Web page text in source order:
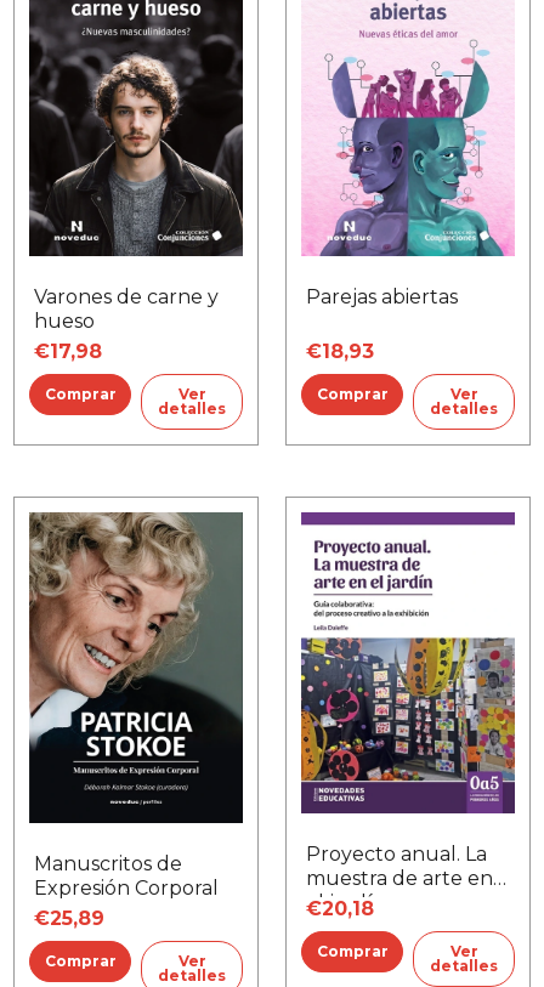
Varones de carne y
hueso
€17,98
Ver
detalles
Parejas abiertas
€18,93
Ver
detalles
Manuscritos de
Expresión Corporal
€25,89
Ver
detalles
Proyecto anual. La
muestra de arte en
el jardín
€20,18
Ver
detalles